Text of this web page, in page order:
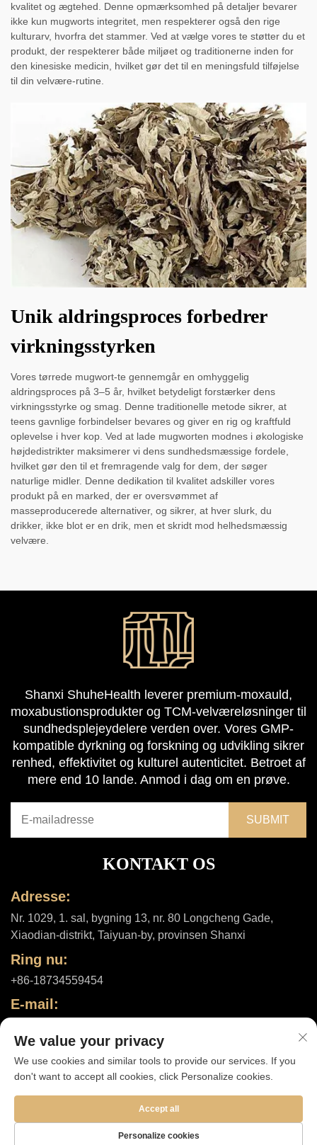
kvalitet og ægtehed. Denne opmærksomhed på detaljer bevarer
ikke kun mugworts integritet, men respekterer også den rige
kulturarv, hvorfra det stammer. Ved at vælge vores te støtter du et
produkt, der respekterer både miljøet og traditionerne inden for
den kinesiske medicin, hvilket gør det til en meningsfuld tilføjelse
til din velvære-rutine.
Unik aldringsproces forbedrer
virkningsstyrken
Vores tørrede mugwort-te gennemgår en omhyggelig
aldringsproces på 3–5 år, hvilket betydeligt forstærker dens
virkningsstyrke og smag. Denne traditionelle metode sikrer, at
teens gavnlige forbindelser bevares og giver en rig og kraftfuld
oplevelse i hver kop. Ved at lade mugworten modnes i økologiske
højdedistrikter maksimerer vi dens sundhedsmæssige fordele,
hvilket gør den til et fremragende valg for dem, der søger
naturlige midler. Denne dedikation til kvalitet adskiller vores
produkt på en marked, der er oversvømmet af
masseproducerede alternativer, og sikrer, at hver slurk, du
drikker, ikke blot er en drik, men et skridt mod helhedsmæssig
velvære.
Shanxi ShuheHealth leverer premium-moxauld,
moxabustionsprodukter og TCM-velværeløsninger til
sundhedsplejeydelere verden over. Vores GMP-
kompatible dyrkning og forskning og udvikling sikrer
renhed, effektivitet og kulturel autenticitet. Betroet af
mere end 10 lande. Anmod i dag om en prøve.
KONTAKT OS
Adresse:
Nr. 1029, 1. sal, bygning 13, nr. 80 Longcheng Gade,
Xiaodian-distrikt, Taiyuan-by, provinsen Shanxi
Ring nu:
+86-18734559454
E-mail:
Ophavsret © 2025 af Shanxi ShuheHealth Co., Ltd. |Privatlivspolitik
We value your privacy
We use cookies and similar tools to provide our services. If you
don't want to accept all cookies, click Personalize cookies.
Personalize cookies
Accept all